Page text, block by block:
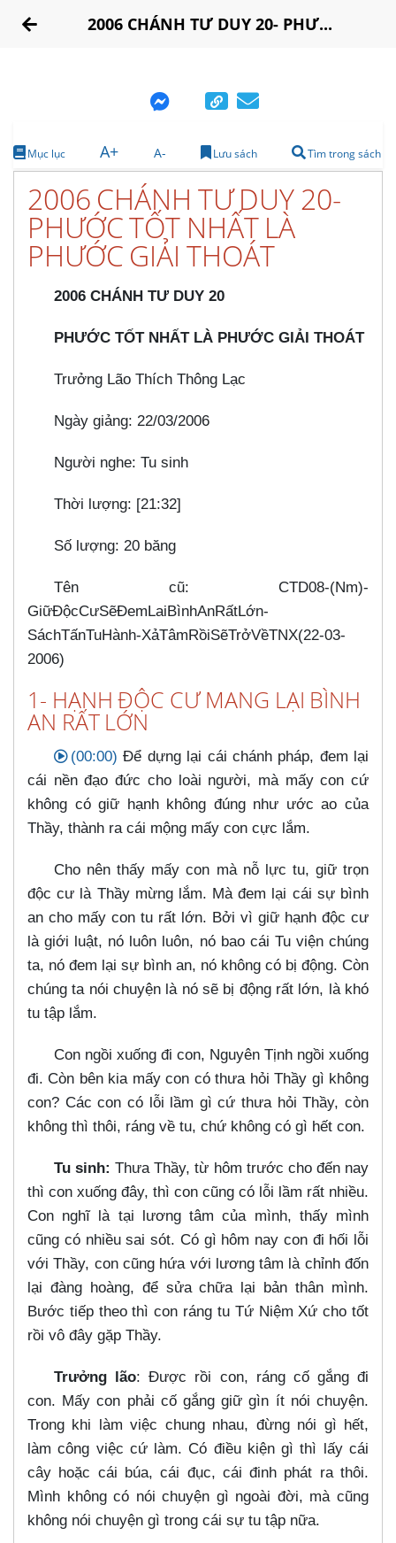
2006 CHÁNH TƯ DUY 20- PHƯ...
Mục lục A+ A- Lưu sách Tìm trong sách
2006 CHÁNH TƯ DUY 20-
PHƯỚC TỐT NHẤT LÀ
PHƯỚC GIẢI THOÁT
2006 CHÁNH TƯ DUY 20
PHƯỚC TỐT NHẤT LÀ PHƯỚC GIẢI THOÁT
Trưởng Lão Thích Thông Lạc
Ngày giảng: 22/03/2006
Người nghe: Tu sinh
Thời lượng: [21:32]
Số lượng: 20 băng
Tên cũ: CTD08-(Nm)-
GiữĐộcCưSẽÐemLaiBìnhAnRấtLớn-
SáchTấnTuHành-XảTâmRồiSẽTrởVềTNX(22-03-
2006)
1- HẠNH ĐỘC CƯ MANG LẠI BÌNH
AN RẤT LỚN
(00:00) Để dựng lại cái chánh pháp, đem lại
cái nền đạo đức cho loài người, mà mấy con cứ
không có giữ hạnh không đúng như ước ao của
Thầy, thành ra cái mộng mấy con cực lắm.
Cho nên thấy mấy con mà nỗ lực tu, giữ trọn
độc cư là Thầy mừng lắm. Mà đem lại cái sự bình
an cho mấy con tu rất lớn. Bởi vì giữ hạnh độc cư
là giới luật, nó luôn luôn, nó bao cái Tu viện chúng
ta, nó đem lại sự bình an, nó không có bị động. Còn
chúng ta nói chuyện là nó sẽ bị động rất lớn, là khó
tu tập lắm.
Con ngồi xuống đi con, Nguyên Tịnh ngồi xuống
đi. Còn bên kia mấy con có thưa hỏi Thầy gì không
con? Các con có lỗi lầm gì cứ thưa hỏi Thầy, còn
không thì thôi, ráng về tu, chứ không có gì hết con.
Tu sinh: Thưa Thầy, từ hôm trước cho đến nay
thì con xuống đây, thì con cũng có lỗi lầm rất nhiều.
Con nghĩ là tại lương tâm của mình, thấy mình
cũng có nhiều sai sót. Có gì hôm nay con đi hối lỗi
với Thầy, con cũng hứa với lương tâm là chỉnh đốn
lại đàng hoàng, để sửa chữa lại bản thân mình.
Bước tiếp theo thì con ráng tu Tứ Niệm Xứ cho tốt
rồi vô đây gặp Thầy.
Trưởng lão: Được rồi con, ráng cố gắng đi
con. Mấy con phải cố gắng giữ gìn ít nói chuyện.
Trong khi làm việc chung nhau, đừng nói gì hết,
làm công việc cứ làm. Có điều kiện gì thì lấy cái
cây hoặc cái búa, cái đục, cái đinh phát ra thôi.
Mình không có nói chuyện gì ngoài đời, mà cũng
không nói chuyện gì trong cái sự tu tập nữa.